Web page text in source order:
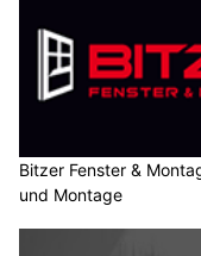
Bitzer Fenster &
und Montage